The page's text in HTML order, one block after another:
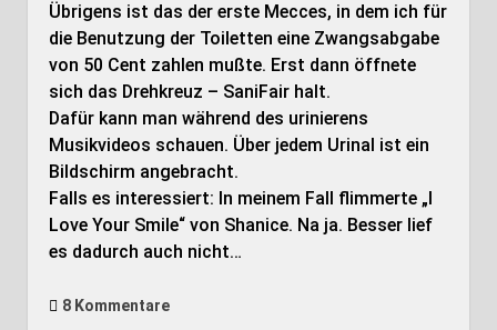
Übrigens ist das der erste Mecces, in dem ich für
die Benutzung der Toiletten eine Zwangsabgabe
von 50 Cent zahlen mußte. Erst dann öffnete
sich das Drehkreuz – SaniFair halt.
Dafür kann man während des urinierens
Musikvideos schauen. Über jedem Urinal ist ein
Bildschirm angebracht.
Falls es interessiert: In meinem Fall flimmerte „I
Love Your Smile“ von Shanice. Na ja. Besser lief
es dadurch auch nicht…
8 Kommentare